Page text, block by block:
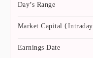
Day’s Range
Market Capital
Earnings Date